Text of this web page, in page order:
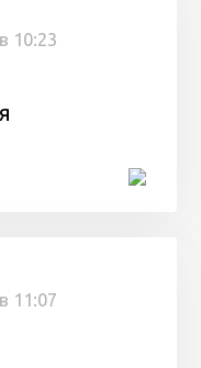
10:23
11:07